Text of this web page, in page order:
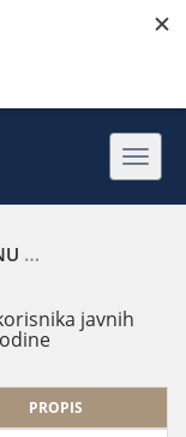
javnih
PROPIS